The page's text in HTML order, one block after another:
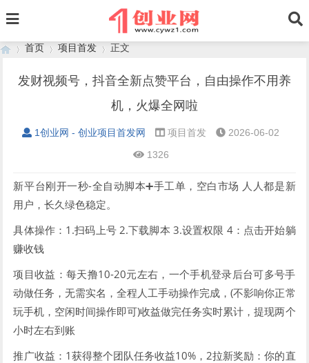
首页 项目首发 正文
发财视频号，抖音全新点赞平台，自由操作不用养
机，火爆全网啦
1创业网 - 创业项目首发网 项目首发
2026-06-02
1326
新平台刚开一秒-全自动脚本➕手工单，空白市场 人人都是新
用户，长久绿色稳定。
具体操作：1.扫码上号 2.下载脚本 3.设置权限 4：点击开始躺
赚收钱
项目收益：每天撸10-20元左右，一个手机登录后台可多号手
动做任务，无需实名，全程人工手动操作完成，(不影响你正常
玩手机，空闲时间操作即可)收益做完任务实时累计，提现两个
小时左右到账
推广收益：1获得整个团队任务收益10%，2拉新奖励：你的直